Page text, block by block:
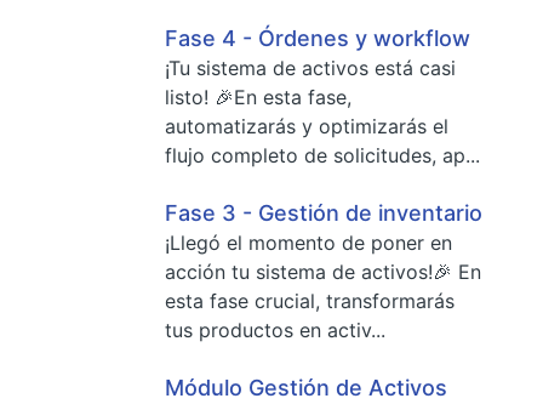
Fase 4 - Órdenes y workflow
¡Tu sistema de activos está casi
listo! 🎉En esta fase,
automatizarás y optimizarás el
flujo completo de solicitudes, ap...
Fase 3 - Gestión de inventario
¡Llegó el momento de poner en
acción tu sistema de activos!🎉 En
esta fase crucial, transformarás
tus productos en activ...
Módulo Gestión de Activos